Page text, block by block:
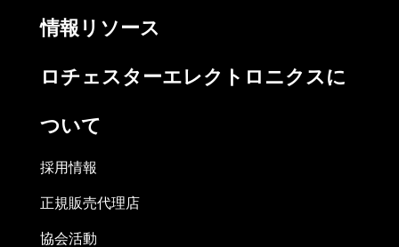
情報リソース
ロチェスターエレクトロニクスに
ついて
採用情報
正規販売代理店
協会活動